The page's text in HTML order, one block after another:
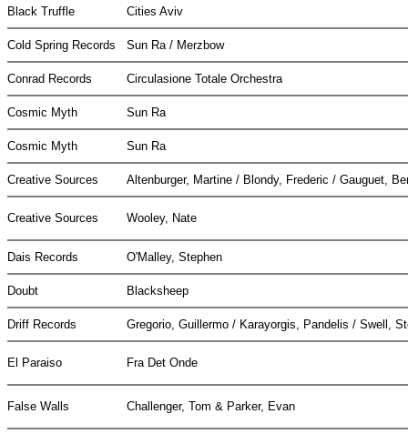
Black Truffle Cities Aviv
Cold Spring Records Sun Ra / Merzbow
Conrad Records Circulasione Totale Orchestra
Cosmic Myth Sun Ra
Cosmic Myth Sun Ra
Creative Sources Altenburger, Martine / Blondy, Frederic / Gauguet,
Creative Sources Wooley, Nate
Dais Records O'Malley, Stephen
Doubt Blacksheep
Driff Records Gregorio, Guillermo / Karayorgis, Pandelis / Swell,
El Paraiso Fra Det Onde
False Walls Challenger, Tom & Parker, Evan